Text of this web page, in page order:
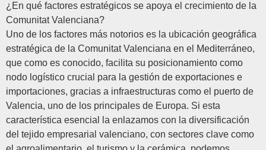
¿En qué factores estratégicos se apoya el crecimiento de la
Comunitat Valenciana?
Uno de los factores más notorios es la ubicación geográfica
estratégica de la Comunitat Valenciana en el Mediterráneo,
que como es conocido, facilita su posicionamiento como
nodo logístico crucial para la gestión de exportaciones e
importaciones, gracias a infraestructuras como el puerto de
Valencia, uno de los principales de Europa. Si esta
característica esencial la enlazamos con la diversificación
del tejido empresarial valenciano, con sectores clave como